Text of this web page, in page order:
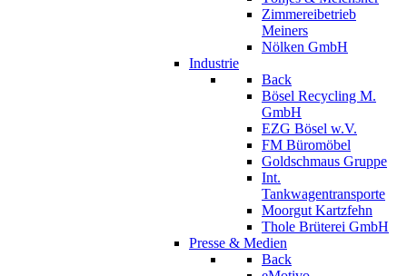
Zimmereibetrieb
Meiners
Nölken GmbH
Industrie
Back
Bösel Recycling M.
GmbH
EZG Bösel w.V.
FM Büromöbel
Goldschmaus Gruppe
Int.
Tankwagentransporte
Moorgut Kartzfehn
Thole Brüterei GmbH
Presse & Medien
Back